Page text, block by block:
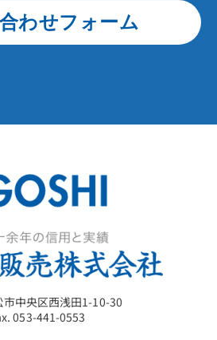
わせフォーム
中央区西浅田1-10-30
053-441-0553